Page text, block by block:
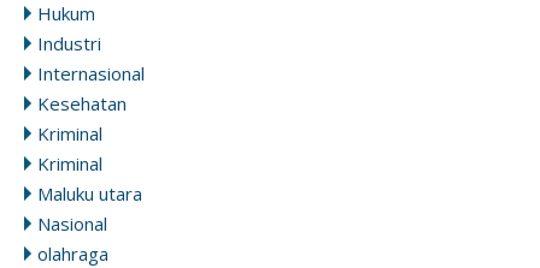
Hukum
Industri
Internasional
Kesehatan
Kriminal
Kriminal
Maluku utara
Nasional
olahraga